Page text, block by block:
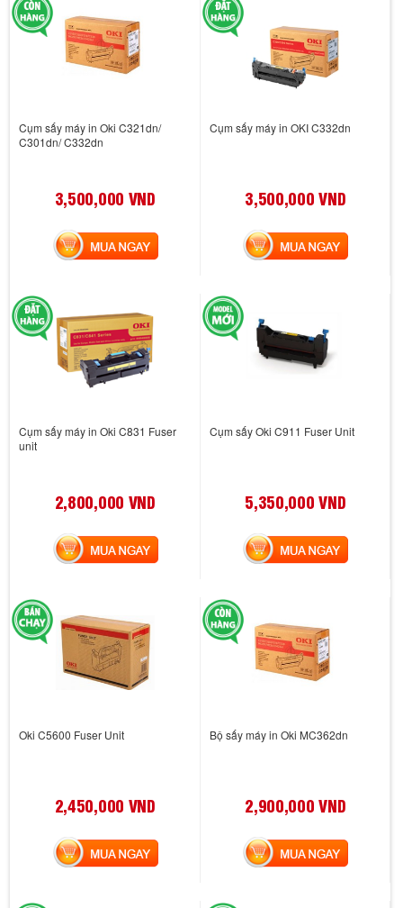
Cụm sấy máy in Oki C321dn/
C301dn/ C332dn
3,500,000 VND
MUA NGAY
Cụm sấy máy in OKI C332dn
3,500,000 VND
MUA NGAY
Cụm sấy máy in Oki C831 Fuser
unit
2,800,000 VND
MUA NGAY
Cụm sấy Oki C911 Fuser Unit
5,350,000 VND
MUA NGAY
Oki C5600 Fuser Unit
2,450,000 VND
MUA NGAY
Bộ sấy máy in Oki MC362dn
2,900,000 VND
MUA NGAY